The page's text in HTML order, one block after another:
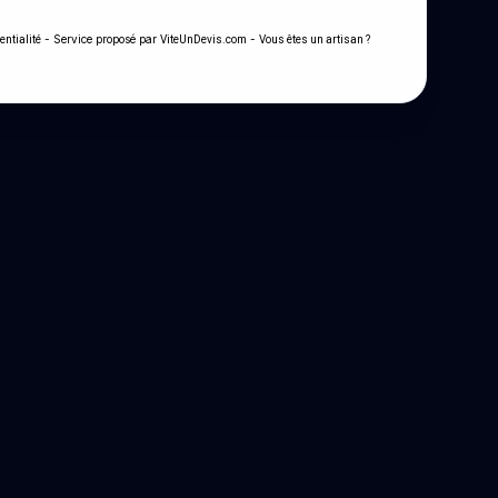
- Service proposé par ViteUnDevis.com - Vous êtes un artisan ?